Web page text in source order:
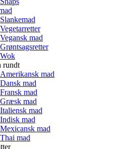
Slankemad
Vegetarretter
Vegansk mad
Grøntsagsretter
Wok
rundt
Amerikansk mad
Dansk mad
Fransk mad
Græsk mad
Italiensk mad
Indisk mad
Mexicansk mad
Thai mad